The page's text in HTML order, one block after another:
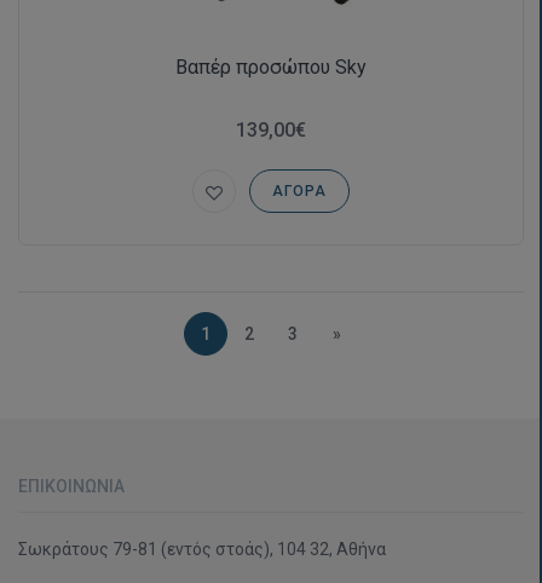
Βαπέρ προσώπου Sky
139,00€
ΑΓΟΡΆ
1 2 3 »
ΕΠΙΚΟΙΝΩΝΊΑ
Σωκράτους 79-81 (εντός στοάς), 104 32, Αθήνα